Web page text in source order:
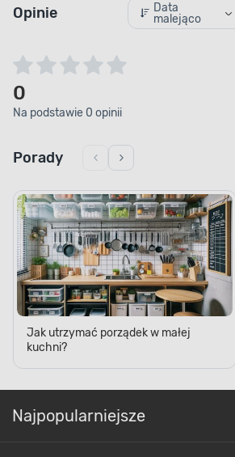
Opinie
Data
malejąco
0
Na podstawie 0 opinii
Porady
Jak utrzymać porządek w małej
kuchni?
Najpopularniejsze